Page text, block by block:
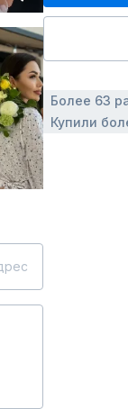
Более 63
Купили